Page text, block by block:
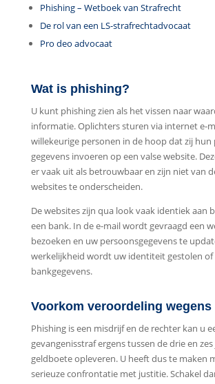
Phishing – Wetboek van Strafrecht
De rol van een LS-strafrechtadvocaat
Pro deo advocaat
Wat is phishing?
U kunt phishing zien als het vissen naar
informatie. Oplichters sturen via internet e-
willekeurige personen in de hoop dat zij hun
gegevens invoeren op een valse website.
er vaak uit als betrouwbaar en zijn niet van de
websites te onderscheiden.
De websites zijn qua look vaak identiek aan
een bank. In de e-mail wordt gevraagd een
bezoeken en uw persoonsgegevens te
werkelijkheid wordt uw identiteit gestolen of
bankgegevens.
Voorkom veroordeling
Phishing is een misdrijf en de rechter kan u
gevangenisstraf ergens tussen de drie en
geldboete opleveren. U heeft dus te maken
serieuze confrontatie met justitie. Schakel